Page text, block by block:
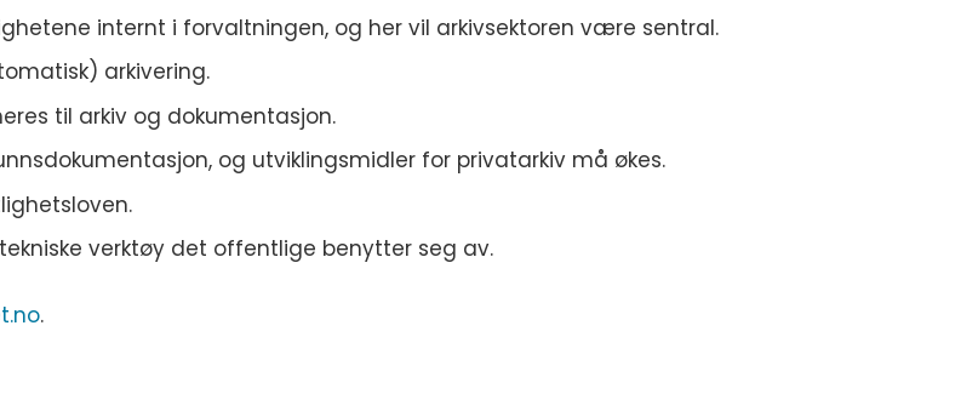
internt i forvaltningen, og her vil arkivsektoren være sentral.
arkivering.
til arkiv og dokumentasjon.
og utviklingsmidler for privatarkiv må økes.
verktøy det offentlige benytter seg av.
.